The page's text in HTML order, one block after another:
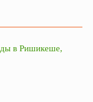
в Ришикеше,